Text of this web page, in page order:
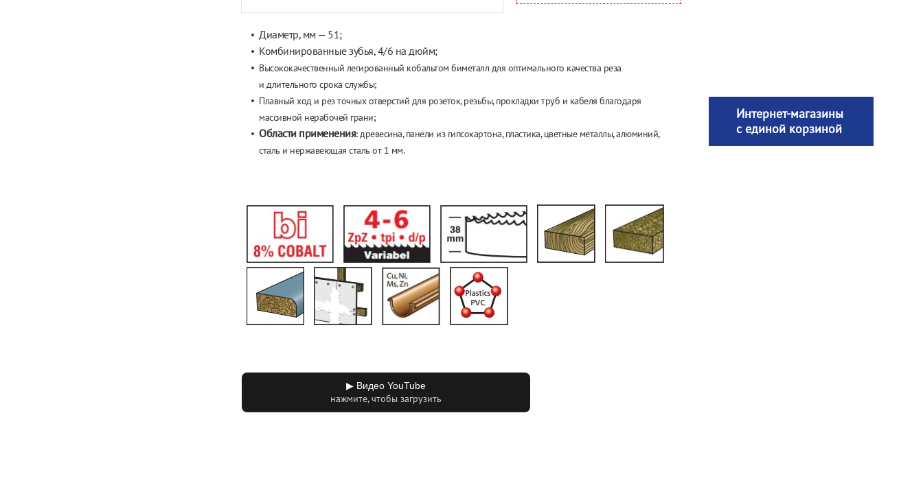
Диаметр, мм — 51;
Комбинированные зубья,4/6 на дюйм;
Высококачественный легированный кобальтом биметалл для оптимального качества реза
и длительного срока службы;
Плавный ход и рез точных отверстий для розеток, резьбы, прокладки труб и кабеля благодаря
массивной нерабочей грани;
Области применения: древесина, панели из гипсокартона, пластика, цветные металлы, алюминий,
сталь и нержавеющая сталь от 1 мм.
▶ Видео YouTube
нажмите, чтобы загрузить
Интернет-магазины
с единой корзиной